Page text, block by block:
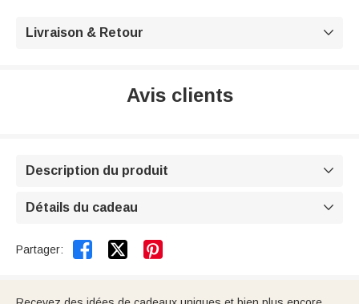
Livraison & Retour 
Avis clients
Description du produit 
Détails du cadeau 
Partager:  